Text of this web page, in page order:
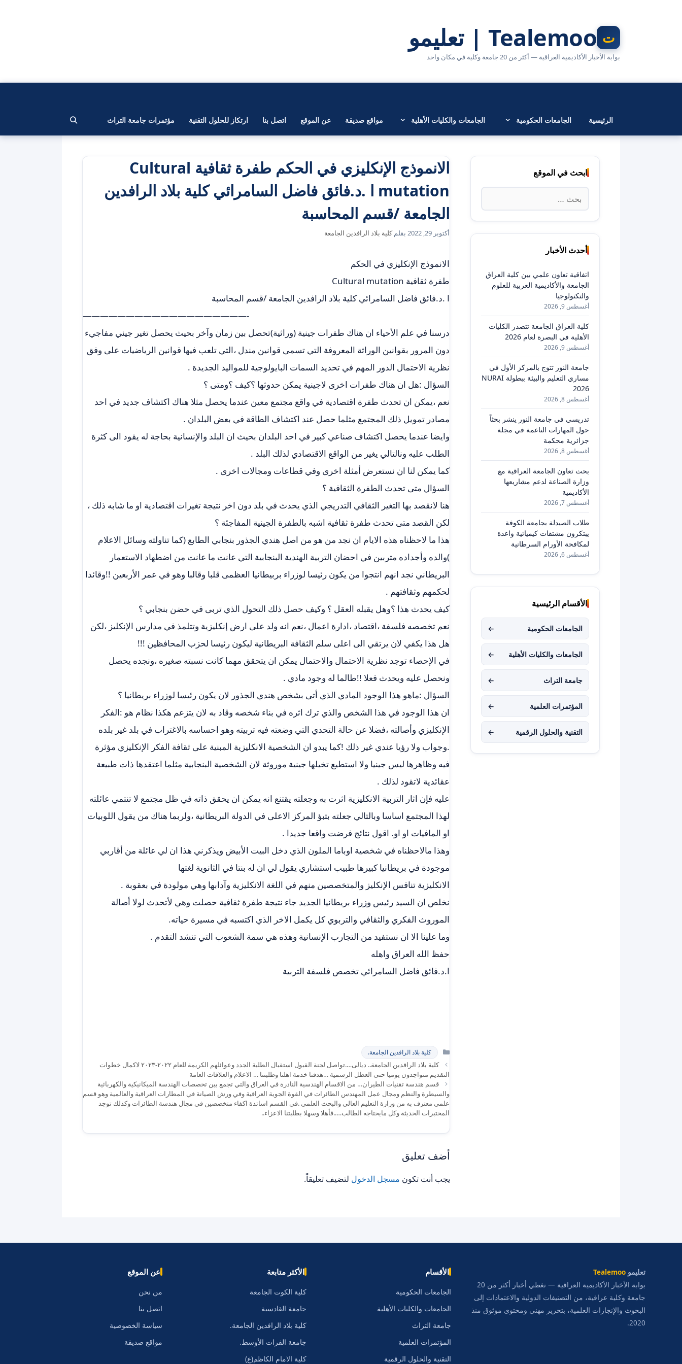
Tealemoo | تعليمو
بوابة الأخبار الأكاديمية العراقية — أكثر من 20 جامعة وكلية في مكان واحد
الرئيسية الجامعات الحكومية الجامعات والكليات الأهلية مواقع صديقة عن الموقع اتصل بنا ارتكاز للحلول التقنية مؤتمرات جامعة التراث
الانموذج الإنكليزي في الحكم طفرة ثقافية Cultural
mutation ا .د.فائق فاضل السامرائي كلية بلاد الرافدين
الجامعة /قسم المحاسبة
أكتوبر 29, 2022 بقلمكلية بلاد الرافدين الجامعة
الانموذج الإنكليزي في الحكم
طفرة ثقافية Cultural mutation
ا .د.فائق فاضل السامرائي كلية بلاد الرافدين الجامعة /قسم المحاسبة
———————————————————-
درسنا في علم الأحياء ان هناك طفرات جينية (وراثية)تحصل بين زمان وآخر بحيث يحصل تغير جيني مفاجيء
دون المرور بقوانين الوراثة المعروفة التي تسمى قوانين مندل ،التي تلعب فيها قوانين الرياضيات على وفق
نظرية الاحتمال الدور المهم في تحديد السمات البايولوجية للمواليد الجديدة .
السؤال :هل ان هناك طفرات اخرى لاجينية يمكن حدوثها ؟كيف ؟ومتى ؟
نعم ،يمكن ان تحدث طفرة اقتصادية في واقع مجتمع معين عندما يحصل مثلا هناك اكتشاف جديد في احد
مصادر تمويل ذلك المجتمع مثلما حصل عند اكتشاف الطاقة في بعض البلدان .
وايضا عندما يحصل اكتشاف صناعي كبير في احد البلدان بحيث ان البلد والإنسانية بحاجة له يقود الى كثرة
الطلب عليه ونالتالي يغير من الواقع الاقتصادي لذلك البلد .
كما يمكن لنا ان نستعرض أمثلة اخرى وفي قطاعات ومجالات اخرى .
السؤال متى تحدث الطفرة الثقافية ؟
هنا لانقصد بها التغير الثقافي التدريجي الذي يحدث في بلد دون اخر نتيجة تغيرات اقتصادية او ما شابه ذلك ،
لكن القصد متى تحدث طفرة ثقافية اشبه بالطفرة الجينية المفاجئة ؟
هذا ما لاحظناه هذه الايام ان نجد من هو من اصل هندي الجذور بنجابي الطابع (كما تناولته وسائل الاعلام
)والده وأجداده متربين في احضان التربية الهندية البنجابية التي عانت ما عانت من اضطهاد الاستعمار
البريطاني نجد انهم انتجوا من يكون رئيسا لوزراء بربيطانيا العظمى قلبا وقالبا وهو في عمر الأربعين !!وقائدا
لحكمهم وثقافتهم .
كيف يحدث هذا ؟وهل يقبله العقل ؟ وكيف حصل ذلك التحول الذي تربى في حضن بنجابي ؟
نعم تخصصه فلسفة ،اقتصاد ،ادارة اعمال ،نعم انه ولد على ارض إنكليزية وتتلمذ في مدارس الإنكليز ،لكن
هل هذا يكفي لان يرتقي الى اعلى سلم الثقافة البريطانية ليكون رئيسا لحزب المحافظين !!!
في الإحصاء توجد نظرية الاحتمال والاحتمال يمكن ان يتحقق مهما كانت نسبته صغيره ،ونجده يحصل
ونحصل عليه ويحدث فعلا !!طالما له وجود مادي .
السؤال :ماهو هذا الوجود المادي الذي أتى بشخص هندي الجذور لان يكون رئيسا لوزراء بريطانيا ؟
ان هذا الوجود في هذا الشخص والذي ترك اثره في بناء شخصه وقاد به لان يتزعم هكذا نظام هو :الفكر
الإنكليزي وأصالته ،فضلا عن حالة التحدي التي وضعته فيه تربيته وهو احساسه بالاغتراب في بلد غير بلده
.وجواب ولا رؤيا عندي غير ذلك !كما يبدو ان الشخصية الانكليزية المبنية على ثقافة الفكر الإنكليزي مؤثرة
فيه وظاهرها ليس جينيا ولا استطيع تخيلها جينية موروثة لان الشخصية البنجابية مثلما اعتقدها ذات طبيعة
عقائدية لاتقود لذلك .
عليه فإن اثار التربية الانكليزية اثرت به وجعلته يقتنع انه يمكن ان يحقق ذاته في ظل مجتمع لا تنتمي عائلته
لهذا المجتمع اساسا وبالتالي جعلته بتبؤ المركز الاعلى في الدولة البريطانية ،ولربما هناك من يقول اللوبيات
او المافيات او او. اقول نتائج فرضت واقعا جديدا .
وهذا مالاحظناه في شخصية اوباما الملون الذي دخل البيت الأبيض ويذكرني هذا ان لي عائلة من أقاربي
موجودة في بريطانيا كبيرها طبيب استشاري يقول لي ان له بنتا في الثانوية لغتها
الانكليزية تنافس الإنكليز والمتخصصين منهم في اللغة الانكليزية وآدابها وهي مولودة في بعقوبة .
نخلص ان السيد رئيس وزراء بريطانيا الجديد جاء نتيجة طفرة ثقافية حصلت وهي لأتحدث لولا أصالة
الموروث الفكري والثقافي والتربوي كل يكمل الاخر الذي اكتسبه في مسيرة حياته.
وما علينا الا ان نستفيد من التجارب الإنسانية وهذه هي سمة الشعوب التي تنشد التقدم .
حفظ الله العراق واهله
ا.د.فائق فاضل السامرائي تخصص فلسفة التربية
التصنيفات
كلية بلاد الرافدين الجامعة.
كلية بلاد الرافدين الجامعة.. ديالى….تواصل لجنة القبول استقبال الطلبة الجدد وعوائلهم الكريمة للعام ٢٠٢٢-٢٠٢٣ لاكمال خطوات
التقديم متواجدون يوميا حتى العطل الرسمية …هدفنا خدمة اهلنا وطلبتنا … الاعلام والعلاقات العامة
قسم هندسة تقنيات الطيران… من الاقسام الهندسية النادرة في العراق والتي تجمع بين تخصصات الهندسة الميكانيكية والكهربائية
والسيطرة والنظم ومجال عمل المهندس الطائرات في القوة الجوية العراقية وفي ورش الصيانة في المطارات العراقية والعالمية وهو قسم
علمي معترف به من وزارة التعليم العالي والبحث العلمي .في القسم اساتذة اكفاء متخصصين في مجال هندسة الطائرات وكذلك توجد
المختبرات الحديثة وكل مايحتاجه الطالب…..فأهلا وسهلا بطلبتنا الاعزاء..
أضف تعليق
يجب أنت تكون مسجل الدخول لتضيف تعليقاً.
ابحث في الموقع
البحث
عن:
أحدث الأخبار
اتفاقية تعاون علمي بين كلية العراق
الجامعة والأكاديمية العربية للعلوم
والتكنولوجيا
أغسطس 9, 2026
كلية العراق الجامعة تتصدر الكليات
الأهلية في البصرة لعام 2026
أغسطس 9, 2026
جامعة النور تتوج بالمركز الأول في
مساري التعليم والبيئة ببطولة NURAI
2026
أغسطس 8, 2026
تدريسي في جامعة النور ينشر بحثاً
حول المهارات الناعمة في مجلة
جزائرية محكمة
أغسطس 8, 2026
بحث تعاون الجامعة العراقية مع
وزارة الصناعة لدعم مشاريعها
الأكاديمية
أغسطس 7, 2026
طلاب الصيدلة بجامعة الكوفة
يبتكرون مشتقات كيميائية واعدة
لمكافحة الأورام السرطانية
أغسطس 6, 2026
الأقسام الرئيسية
الجامعات الحكومية ←
الجامعات والكليات الأهلية ←
جامعة التراث ←
المؤتمرات العلمية ←
التقنية والحلول الرقمية ←
تعليمو Tealemoo
بوابة الأخبار الأكاديمية العراقية — نغطي أخبار أكثر من 20
جامعة وكلية عراقية، من التصنيفات الدولية والاعتمادات إلى
البحوث والإنجازات العلمية، بتحرير مهني ومحتوى موثوق منذ
2020.
الأقسام
الجامعات الحكومية
الجامعات والكليات الأهلية
جامعة التراث
المؤتمرات العلمية
التقنية والحلول الرقمية
الأكثر متابعة
كلية الكوت الجامعة
جامعة القادسية
كلية بلاد الرافدين الجامعة.
جامعة الفرات الأوسط.
كلية الامام الكاظم(ع)
عن الموقع
من نحن
اتصل بنا
سياسة الخصوصية
مواقع صديقة